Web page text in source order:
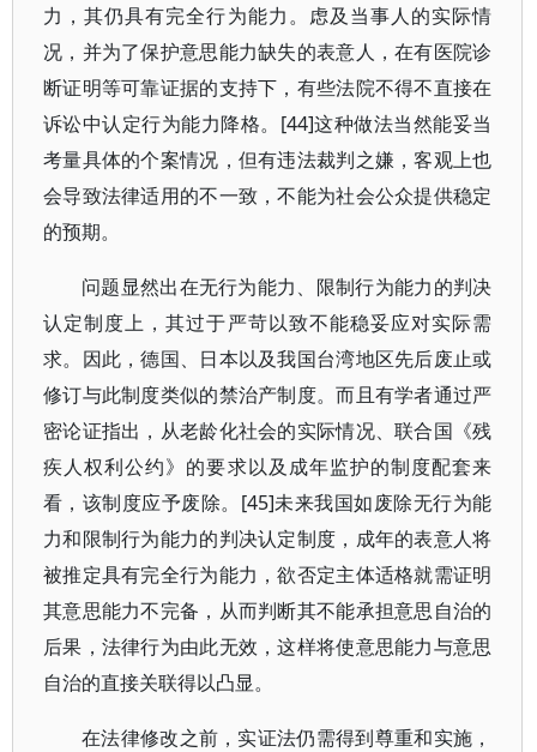
力，其仍具有完全行为能力。虑及当事人的实际情
况，并为了保护意思能力缺失的表意人，在有医院诊
断证明等可靠证据的支持下，有些法院不得不直接在
诉讼中认定行为能力降格。[44]这种做法当然能妥当
考量具体的个案情况，但有违法裁判之嫌，客观上也
会导致法律适用的不一致，不能为社会公众提供稳定
的预期。
问题显然出在无行为能力、限制行为能力的判决
认定制度上，其过于严苛以致不能稳妥应对实际需
求。因此，德国、日本以及我国台湾地区先后废止或
修订与此制度类似的禁治产制度。而且有学者通过严
密论证指出，从老龄化社会的实际情况、联合国《残
疾人权利公约》的要求以及成年监护的制度配套来
看，该制度应予废除。[45]未来我国如废除无行为能
力和限制行为能力的判决认定制度，成年的表意人将
被推定具有完全行为能力，欲否定主体适格就需证明
其意思能力不完备，从而判断其不能承担意思自治的
后果，法律行为由此无效，这样将使意思能力与意思
自治的直接关联得以凸显。
在法律修改之前，实证法仍需得到尊重和实施，